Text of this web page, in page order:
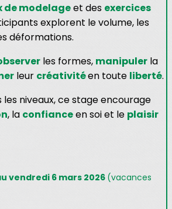
de modelageet des exercices
explorent le volume, les
déformations.
les formes, manipuler la
leur créativitéen toute liberté.
les niveaux, ce stage encourage
, la confianceen soi et le plaisir
vendredi 6 mars 2026 (vacances